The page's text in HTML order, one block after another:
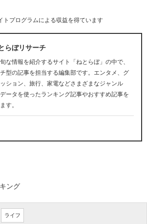
プログラムによる収益を得ています
らぼリサーチ
な情報を紹介するサイト「ねとらぼ」の中で、
型の記事を担当する編集部です。エンタメ、グ
ション、旅行、家電などさまざまなジャンル
ータを使ったランキング記事やおすすめ記事を
す。
ング
ライフ